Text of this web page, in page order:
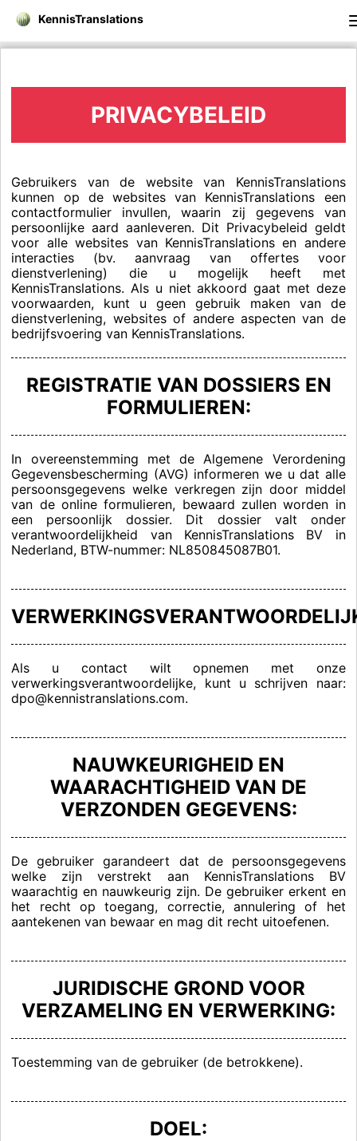
KennisTranslations
PRIVACYBELEID
Gebruikers van de website van KennisTranslations
kunnen op de websites van KennisTranslations een
contactformulier invullen, waarin zij gegevens van
persoonlijke aard aanleveren. Dit Privacybeleid geldt
voor alle websites van KennisTranslations en andere
interacties (bv. aanvraag van offertes voor
dienstverlening) die u mogelijk heeft met
KennisTranslations. Als u niet akkoord gaat met deze
voorwaarden, kunt u geen gebruik maken van de
dienstverlening, websites of andere aspecten van de
bedrijfsvoering van KennisTranslations.
REGISTRATIE VAN DOSSIERS EN
FORMULIEREN:
In overeenstemming met de Algemene Verordening
Gegevensbescherming (AVG) informeren we u dat alle
persoonsgegevens welke verkregen zijn door middel
van de online formulieren, bewaard zullen worden in
een persoonlijk dossier. Dit dossier valt onder
verantwoordelijkheid van KennisTranslations BV in
Nederland, BTW-nummer: NL850845087B01.
Als u contact wilt opnemen met onze
verwerkingsverantwoordelijke, kunt u schrijven naar:
dpo@kennistranslations.com.
NAUWKEURIGHEID EN
WAARACHTIGHEID VAN DE
VERZONDEN GEGEVENS:
De gebruiker garandeert dat de persoonsgegevens
welke zijn verstrekt aan KennisTranslations BV
waarachtig en nauwkeurig zijn. De gebruiker erkent en
het recht op toegang, correctie, annulering of het
aantekenen van bewaar en mag dit recht uitoefenen.
JURIDISCHE GROND VOOR
VERZAMELING EN VERWERKING:
Toestemming van de gebruiker (de betrokkene).
DOEL: